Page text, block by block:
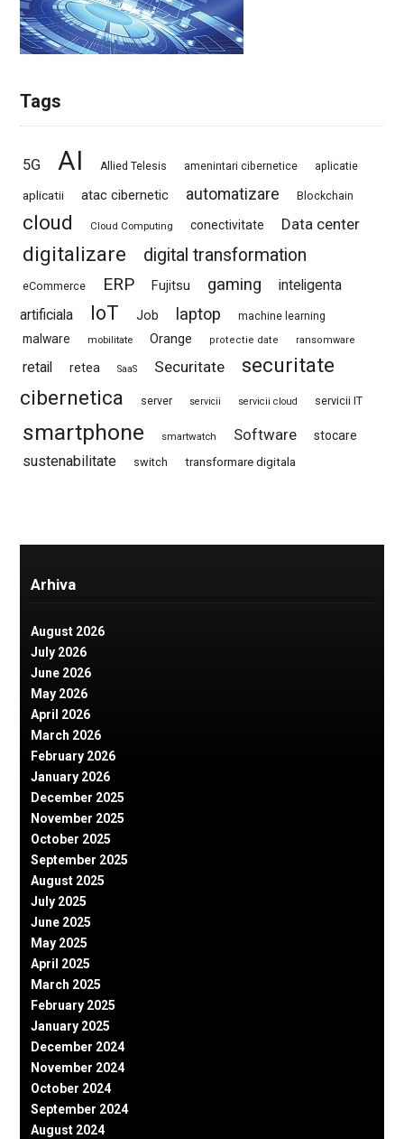
Tags
5G AI Allied Telesis amenintari cibernetice aplicatie
aplicatii atac cibernetic automatizare Blockchain
cloud Cloud Computing conectivitate Data center
digitalizare digital transformation
eCommerce ERP Fujitsu gaming
inteligenta
artificiala
IoT Job laptop machine learning
malware mobilitate Orange protectie date ransomware
retail retea SaaS Securitate
securitate
cibernetica
server servicii servicii cloud servicii IT
smartphone smartwatch Software stocare
sustenabilitate switch transformare digitala
Arhiva
August 2026
July 2026
June 2026
May 2026
April 2026
March 2026
February 2026
January 2026
December 2025
November 2025
October 2025
September 2025
August 2025
July 2025
June 2025
May 2025
April 2025
March 2025
February 2025
January 2025
December 2024
November 2024
October 2024
September 2024
August 2024